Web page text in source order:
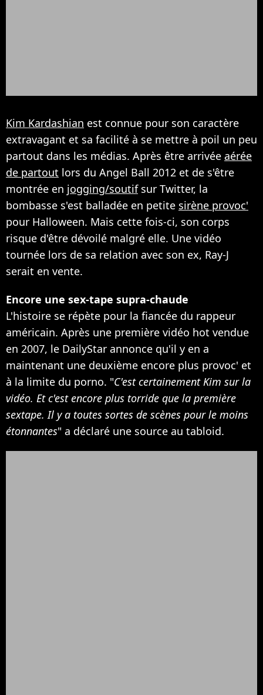
Kim Kardashian est connue pour son caractère
extravagant et sa facilité à se mettre à poil un peu
partout dans les médias. Après être arrivée aérée
de partout lors du Angel Ball 2012 et de s'être
montrée en jogging/soutifsur Twitter, la
bombasse s'est balladée en petite sirène provoc'
pour Halloween. Mais cette fois-ci, son corps
risque d'être dévoilé malgré elle. Une vidéo
tournée lors de sa relation avec son ex, Ray-J
serait en vente.
Encore une sex-tape supra-chaude
L'histoire se répète pour la fiancée du rappeur
américain. Après une première vidéo hot vendue
en 2007, le DailyStar annonce qu'il y en a
maintenant une deuxième encore plus provoc' et
à la limite du porno. "C'est certainement Kim sur la
vidéo. Et c'est encore plus torride que la première
sextape. Il y a toutes sortes de scènes pour le moins
étonnantes" a déclaré une source au tabloid.